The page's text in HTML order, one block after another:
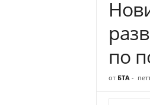
и
по
от БТА-